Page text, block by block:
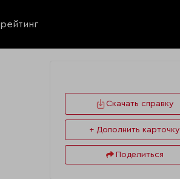
Скачать справку
+ Дополнить карточку
Поделиться